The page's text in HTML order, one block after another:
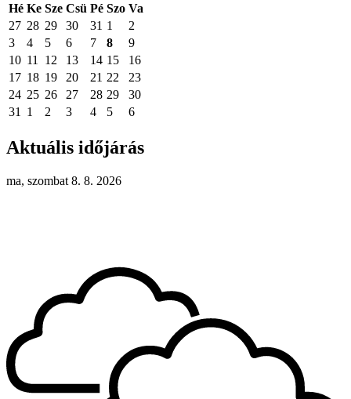
Hé Ke Sze Csü Pé Szo Va
27 28 29 30 31 1
2
3
4 5 6 7 8
9
10 11 12 13 14 15
16
17 18 19 20 21 22
23
24 25 26 27 28 29
30
31
1 2 3 4 5 6
Aktuális időjárás
ma, szombat 8. 8. 2026